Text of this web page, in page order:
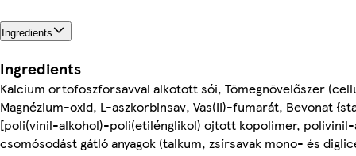
Ingredients
Ingredients
Kalcium ortofoszforsavval alkotott sói, Tömegnövelőszer
Magnézium-oxid, L-aszkorbinsav, Vas(II)-fumarát, Bevonat
[poli(vinil-alkohol)-poli(etilénglikol) ojtott kopolimer,
csomósodást gátló anyagok (talkum, zsírsavak mono- és